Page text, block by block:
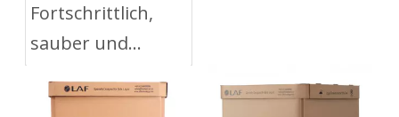
Fortschrittlich,
sauber und
IBC-Liner für den